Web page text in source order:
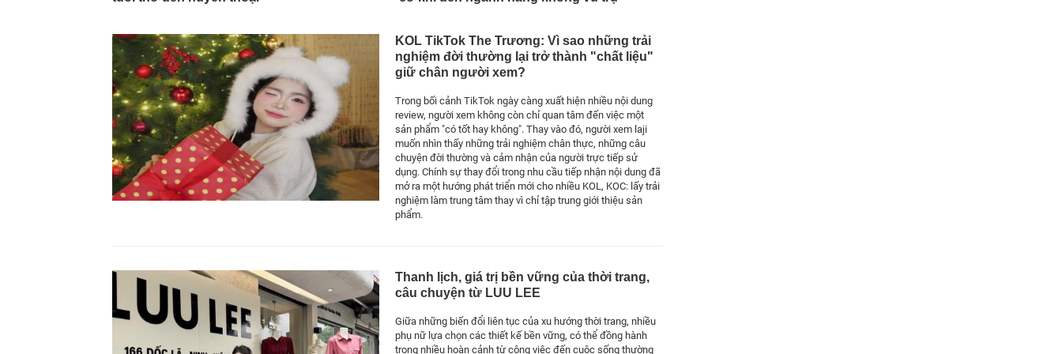
KOL TikTok The Trương: Vì sao những trải
nghiệm đời thường lại trở thành "chất liệu"
giữ chân người xem?
Trong bối cảnh TikTok ngày càng xuất hiện nhiều nội dung
review, người xem không còn chỉ quan tâm đến việc một
sản phẩm "có tốt hay không". Thay vào đó, người xem laji
muốn nhìn thấy những trải nghiệm chân thực, những câu
chuyện đời thường và cảm nhận của người trực tiếp sử
dụng. Chính sự thay đổi trong nhu cầu tiếp nhận nội dung đã
mở ra một hướng phát triển mới cho nhiều KOL, KOC: lấy trải
nghiệm làm trung tâm thay vì chỉ tập trung giới thiệu sản
phẩm.
Thanh lịch, giá trị bền vững của thời trang,
câu chuyện từ LUU LEE
Giữa những biến đổi liên tục của xu hướng thời trang, nhiều
phụ nữ lựa chọn các thiết kế bền vững, có thể đồng hành
trong nhiều hoàn cảnh từ công việc đến cuộc sống thường